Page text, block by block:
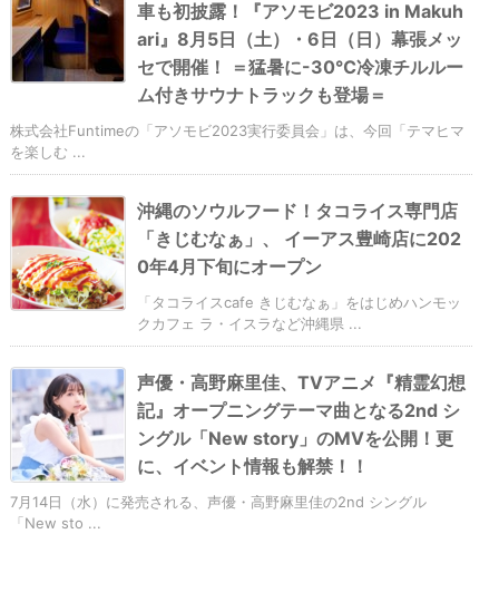
車も初披露！『アソモビ2023 in Makuh
ari』8月5日（土）・6日（日）幕張メッ
セで開催！ ＝猛暑に-30℃冷凍チルルー
ム付きサウナトラックも登場＝
株式会社Funtimeの「アソモビ2023実行委員会」は、今回「テマヒマ
を楽しむ ...
沖縄のソウルフード！タコライス専門店
「きじむなぁ」、 イーアス豊崎店に202
0年4月下旬にオープン
「タコライスcafe きじむなぁ」をはじめハンモッ
クカフェ ラ・イスラなど沖縄県 ...
声優・高野麻里佳、TVアニメ『精霊幻想
記』オープニングテーマ曲となる2nd シ
ングル「New story」のMVを公開！更
に、イベント情報も解禁！！
7月14日（水）に発売される、声優・高野麻里佳の2nd シングル
「New sto ...